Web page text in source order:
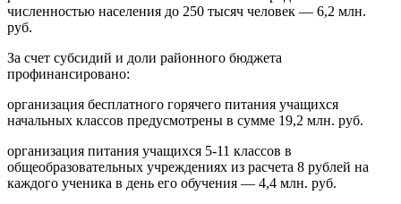
численностью населения до 250 тысяч человек — 6,2 млн.
руб.
За счет субсидий и доли районного бюджета
профинансировано:
организация бесплатного горячего питания учащихся
начальных классов предусмотрены в сумме 19,2 млн. руб.
организация питания учащихся 5-11 классов в
общеобразовательных учреждениях из расчета 8 рублей на
каждого ученика в день его обучения — 4,4 млн. руб.